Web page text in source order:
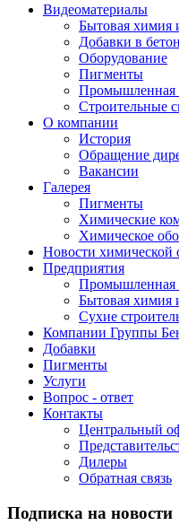
Видеоматериалы
Бытовая химия
Добавки в бетон
Оборудование
Пигменты
Промышленная
Строительные
О компании
История
Обращение
Вакансии
Галерея
Пигменты
Химические
Химическое
Новости химической
Предприятия
Промышленная
Бытовая химия
Сухие
Компании Группы
Добавки
Пигменты
Услуги
Вопрос - ответ
Контакты
Центральный
Дилеры
Обратная связь
Подписка на новости